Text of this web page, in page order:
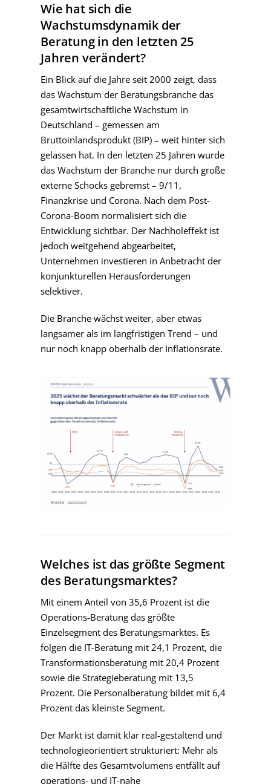
Wie hat sich die
Wachstumsdynamik der
Beratung in den letzten 25
Jahren verändert?
Ein Blick auf die Jahre seit 2000 zeigt, dass
das Wachstum der Beratungsbranche das
gesamtwirtschaftliche Wachstum in
Deutschland – gemessen am
Bruttoinlandsprodukt (BIP) – weit hinter sich
gelassen hat. In den letzten 25 Jahren wurde
das Wachstum der Branche nur durch große
externe Schocks gebremst – 9/11,
Finanzkrise und Corona. Nach dem Post-
Corona-Boom normalisiert sich die
Entwicklung sichtbar. Der Nachholeffekt ist
jedoch weitgehend abgearbeitet,
Unternehmen investieren in Anbetracht der
konjunkturellen Herausforderungen
selektiver.
Die Branche wächst weiter, aber etwas
langsamer als im langfristigen Trend – und
nur noch knapp oberhalb der Inflationsrate.
Welches ist das größte Segment
des Beratungsmarktes?
Mit einem Anteil von 35,6 Prozent ist die
Operations-Beratung das größte
Einzelsegment des Beratungsmarktes. Es
folgen die IT-Beratung mit 24,1 Prozent, die
Transformationsberatung mit 20,4 Prozent
sowie die Strategieberatung mit 13,5
Prozent. Die Personalberatung bildet mit 6,4
Prozent das kleinste Segment.
Der Markt ist damit klar real-gestaltend und
technologieorientiert strukturiert: Mehr als
die Hälfte des Gesamtvolumens entfällt auf
operations- und IT-nahe